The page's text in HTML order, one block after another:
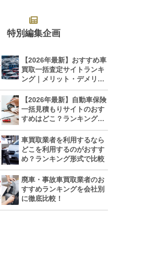
特別編集企画
【2026年最新】おすすめ車
買取一括査定サイトランキ
ング｜メリット・デメリッ
トも解説
【2026年最新】自動車保険
一括見積もりサイトのおす
すめはどこ？ランキングで
車買取業者を利用するなら
どこを利用するのがおすす
め？ランキング形式で比較
廃車・事故車買取業者のお
すすめランキングを会社別
に徹底比較！